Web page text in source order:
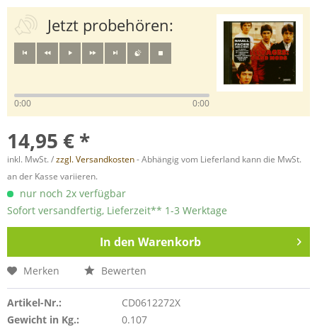
Jetzt probehören:
0:00 0:00
14,95 € *
inkl. MwSt. /zzgl. Versandkosten- Abhängig vom Lieferland kann die MwSt.
an der Kasse variieren.
nur noch 2x verfügbar
Sofort versandfertig, Lieferzeit** 1-3 Werktage
In den Warenkorb
Merken Bewerten
Artikel-Nr.:
CD0612272X
Gewicht in Kg.:
0.107